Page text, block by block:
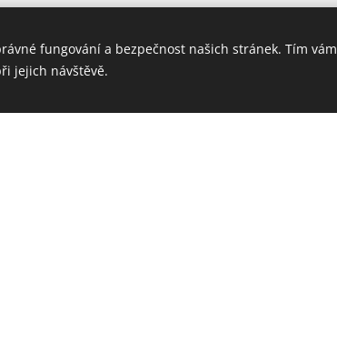
fungování a bezpečnost našich stránek. Tím vám
jejich návštěvě.